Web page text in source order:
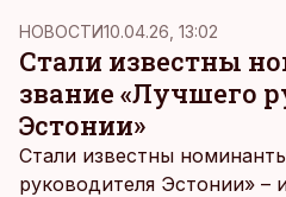
трех опорах: сотрудниках,
финансовых результатах.
работает», – подчеркнул
конференции по
НОВОСТИ10.04.26, 13:02
Стали известны
звание «Лучшего
Эстонии»
Стали известны
руководителя Эстонии» –